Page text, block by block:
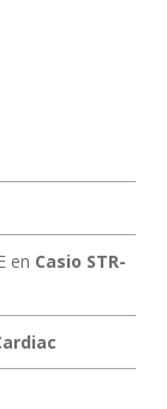
en Casio STR-